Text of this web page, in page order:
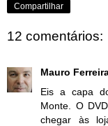
Compartilhar
12 comentários:
Mauro
Eis a capa
Monte. O
chegar às